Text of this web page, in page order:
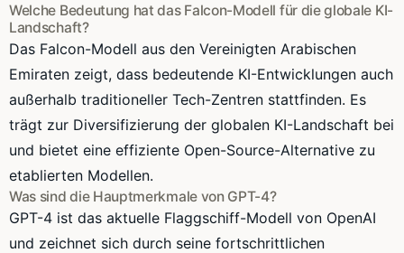
Welche Bedeutung hat das Falcon-Modell für die globale KI-
Landschaft?
Das Falcon-Modell aus den Vereinigten Arabischen
Emiraten zeigt, dass bedeutende KI-Entwicklungen auch
außerhalb traditioneller Tech-Zentren stattfinden. Es
trägt zur Diversifizierung der globalen KI-Landschaft bei
und bietet eine effiziente Open-Source-Alternative zu
etablierten Modellen.
Was sind die Hauptmerkmale von GPT-4?
GPT-4 ist das aktuelle Flaggschiff-Modell von OpenAI
und zeichnet sich durch seine fortschrittlichen